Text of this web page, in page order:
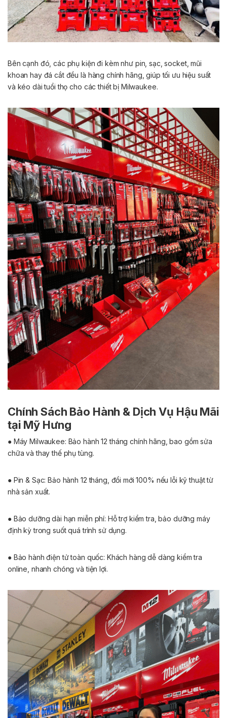
Bên cạnh đó, các phụ kiện đi kèm như pin, sạc, socket, mũi
khoan hay đá cắt đều là hàng chính hãng, giúp tối ưu hiệu suất
và kéo dài tuổi thọ cho các thiết bị Milwaukee.
Chính Sách Bảo Hành & Dịch Vụ Hậu Mãi
tại Mỹ Hưng
● Máy Milwaukee: Bảo hành 12 tháng chính hãng, bao gồm sửa
chữa và thay thế phụ tùng.
● Pin & Sạc: Bảo hành 12 tháng, đổi mới 100% nếu lỗi kỹ thuật từ
nhà sản xuất.
● Bảo dưỡng dài hạn miễn phí: Hỗ trợ kiểm tra, bảo dưỡng máy
định kỳ trong suốt quá trình sử dụng.
● Bảo hành điện tử toàn quốc: Khách hàng dễ dàng kiểm tra
online, nhanh chóng và tiện lợi.